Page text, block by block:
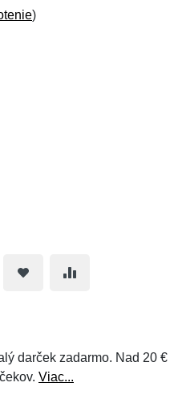
)
darček zadarmo. Nad 20 €
Viac...